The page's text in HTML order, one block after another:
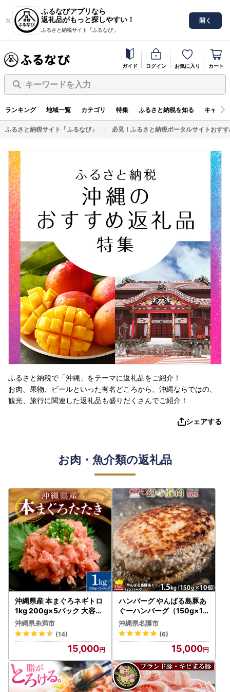
ふるなびアプリなら
返礼品がもっと探しやすい！
ふるさと納税サイト「ふるなび」
開く
ガイド ログイン お気に入り カート
キーワードを入力
ランキング 地域一覧 カテゴリ 特集 ふるさと納税を知る キャン
ふるさと納税サイト「ふるなび」 必見！ふるさと納税ポータルサイトおす
ふるさと納税で「沖縄」をテーマに返礼品をご紹介！
お肉、果物、ビールといった有名どころから、沖縄ならではの、
観光、旅行に関連した返礼品も盛りだくさんでご紹介！
シェアする
お肉・魚介類の返礼品
沖縄県産 本まぐろネギトロ
1kg 200g×5パック 大容量
小分け お徳用 海鮮 冷凍 た
たき 鮪 生食用 沖縄 糸満市
三高水産 まぐろたたき セッ
ト ネギトロ 国産マグロ マ
グロ ねぎとろ 天然 国産 個
包装 手巻き寿司 ねぎとろ丼
海鮮丼 業務用 まぐろ 101-3
沖縄県糸満市
(14)
15,000
ハンバーグ やんばる島豚あ
ぐーハンバーグ（150g×10
個）
沖縄県名護市
(6)
15,000